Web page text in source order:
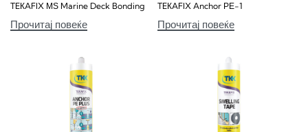
TEКAFIX МЅ Marine Deck Bonding
Прочитај повеќе
TEКAFIX Anchor РЕ-1
Прочитај повеќе